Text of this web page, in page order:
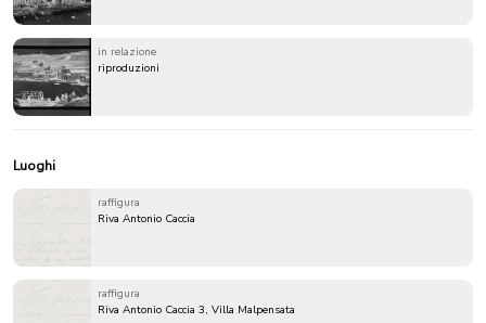
in relazione
riproduzioni
Luoghi
raffigura
Riva Antonio Caccia
raffigura
Riva Antonio Caccia 3, Villa Malpensata